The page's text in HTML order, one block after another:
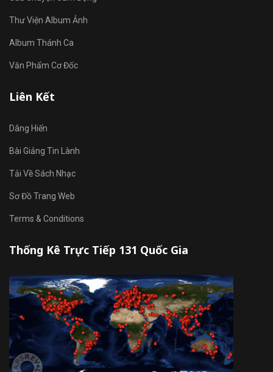
Thư Viện Album Ảnh
Album Thánh Ca
Văn Phẩm Cơ Đốc
Liên Kết
Dâng Hiến
Bài Giảng Tin Lành
Tải Về Sách Nhạc
Sơ Đồ Trang Web
Terms & Conditions
Thống Kê Trực Tiếp 131 Quốc Gia